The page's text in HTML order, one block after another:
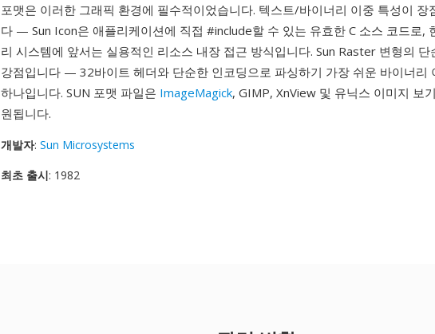
포맷은 이러한 그래픽 환경에 필수적이었습니다. 텍스트/바이너리 이중 특성이 장
다 — Sun Icon은 애플리케이션에 직접 #include할 수 있는 유효한 C 소스 코드로,
리 시스템에 앞서는 실용적인 리소스 내장 접근 방식입니다. Sun Raster 변형의 단
강점입니다 — 32바이트 헤더와 단순한 인코딩으로 파싱하기 가장 쉬운 바이너리
하나입니다. SUN 포맷 파일은 ImageMagick, GIMP, XnView 및 유닉스 이미지 보
원됩니다.
개발자: Sun Microsystems
최초 출시: 1982